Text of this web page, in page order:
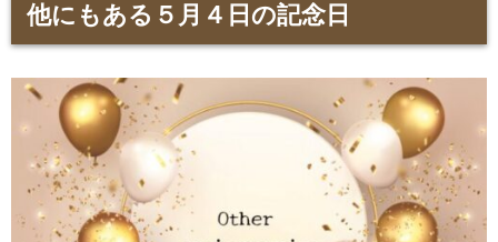
他にもある５月４日の記念日